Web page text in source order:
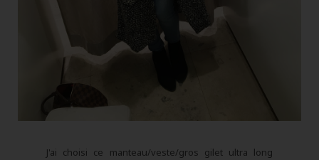
J'ai choisi ce manteau/veste/gros gilet ultra long